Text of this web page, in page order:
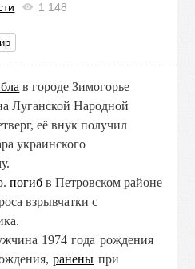
1 148
в городе Зимогорье
Луганской Народной
её внук получил
украинского
погиб в Петровском районе
взрывчатки с
1974 года рождения
ранены при